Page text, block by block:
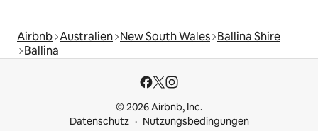
Airbnb Australien New South Wales Ballina Shire
Ballina
© 2026 Airbnb, Inc.
Datenschutz
Nutzungsbedingungen